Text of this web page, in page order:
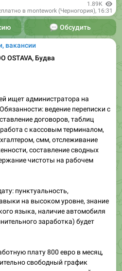
1.89K
в montework (Черногория), 16:31
Обсудить
вакансии
OSTAVA, Будва
ищет администратора на
ведение переписки с
договоров, таблиц
с кассовым терминалом,
смм, отслеживание
составление сводных
чистоты на рабочем
пунктуальность,
на высоком уровне, знание
языка, наличие автомобиля
заработка) будет
плату 800 евро в месяц,
свободный график